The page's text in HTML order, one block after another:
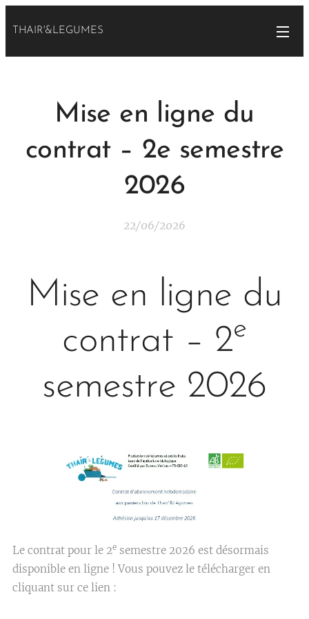
THAIR'&LEGUMES
Mise en ligne du
contrat – 2e semestre
2026
22/06/2026
Mise en ligne du
contrat – 2e
semestre 2026
Le contrat pour le 2e semestre 2026 est désormais
disponible en ligne ! Vous pouvez le télécharger en
cliquant sur ce lien :